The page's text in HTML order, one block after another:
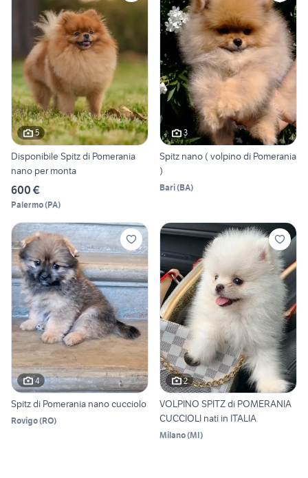
5
Disponibile Spitz di Pomerania
nano per monta
600 €
Palermo(PA)
3
Spitz nano ( volpino di Pomerania
)
Bari(BA)
4
Spitz di Pomerania nano cucciolo
Rovigo(RO)
2
VOLPINO SPITZ di POMERANIA
CUCCIOLI nati in ITALIA
Milano(MI)